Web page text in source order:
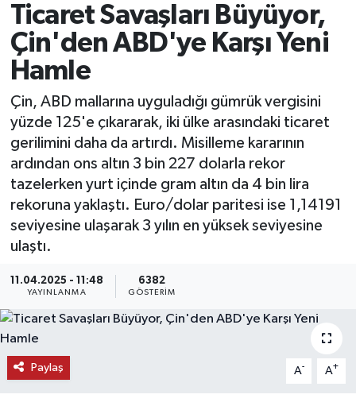
Ticaret Savaşları Büyüyor,
Çin'den ABD'ye Karşı Yeni
Hamle
Çin, ABD mallarına uyguladığı gümrük vergisini
yüzde 125'e çıkararak, iki ülke arasındaki ticaret
gerilimini daha da artırdı. Misilleme kararının
ardından ons altın 3 bin 227 dolarla rekor
tazelerken yurt içinde gram altın da 4 bin lira
rekoruna yaklaştı. Euro/dolar paritesi ise 1,14191
seviyesine ulaşarak 3 yılın en yüksek seviyesine
ulaştı.
11.04.2025 - 11:48
YAYINLANMA
6382
GÖSTERIM
Paylaş A- A+
EĞİTİM
EKONOMİ
GÖKTÜRK
GÜNDEM
KEMERBURGAZ
KÜLTÜR - SANAT
ÖZEL HABER
SPOR
Son Dakika Haberleri
Haber Arşivi